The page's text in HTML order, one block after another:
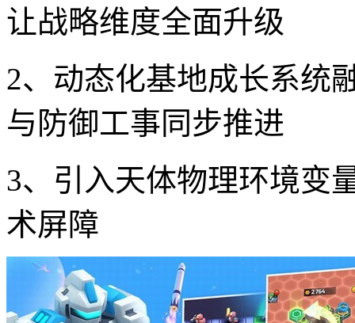
让战略维度全面升级
2、动态化基地成长系统
与防御工事同步推进
3、引入天体物理环境变
术屏障